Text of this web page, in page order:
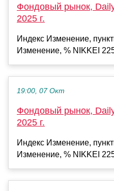
Фондовый рынок,
2025 г.
Индекс Изменение,
Изменение, % NIKKEI
19:00, 07 Окт
Фондовый рынок,
2025 г.
Индекс Изменение,
Изменение, % NIKKEI